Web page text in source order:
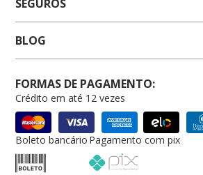
SEGUROS
BLOG
FORMAS DE PAGAMENTO:
Crédito em até 12 vezes
Boleto bancário Pagamento com pix